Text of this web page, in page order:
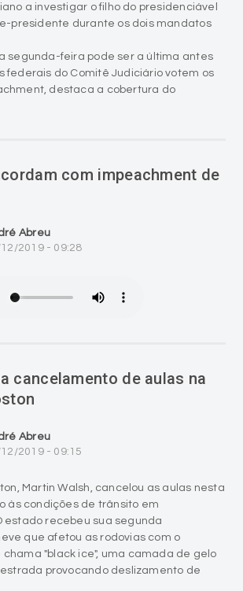
a investigar o filho do presidenciável
presidente durante os dois mandatos
segunda-feira pode ser a última antes
federais do Comitê Judiciário votem os
destaca a cobertura do
com impeachment de
Abreu
2019 - 09:28
cancelamento de aulas na
Abreu
2019 - 09:15
Martin Walsh, cancelou as aulas nesta
às condições de trânsito em
estado recebeu sua segunda
que afetou as rodovias com o
chama "black ice", uma camada de gelo
provocando deslizamento de